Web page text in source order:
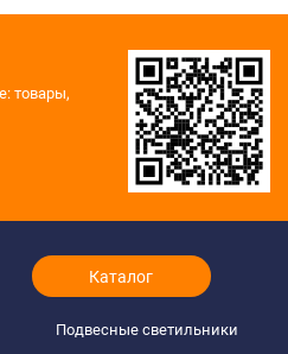
товары,
Каталог
Подвесные светильники